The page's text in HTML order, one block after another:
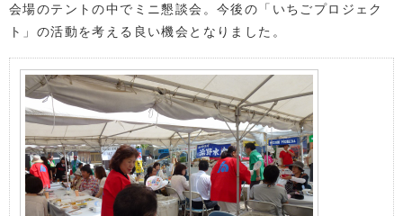
会場のテントの中でミニ懇談会。今後の「いちごプロジェク
ト」の活動を考える良い機会となりました。